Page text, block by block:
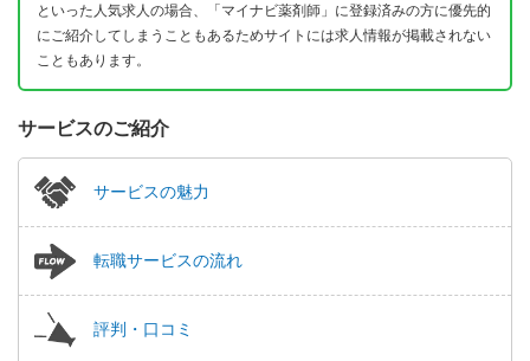
といった人気求人の場合、「マイナビ薬剤師」に登録済みの方に優先的
にご紹介してしまうこともあるためサイトには求人情報が掲載されない
こともあります。
サービスのご紹介
サービスの魅力
転職サービスの流れ
評判・口コミ